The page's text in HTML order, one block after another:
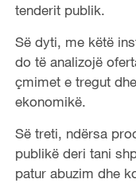
tenderit publik.
Së dyti, me këtë
do të analizojë
çmimet e tregut
ekonomikë.
Së treti, ndërsa
publikë deri tani
patur abuzim dhe